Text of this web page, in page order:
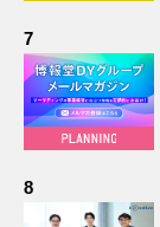
7
8